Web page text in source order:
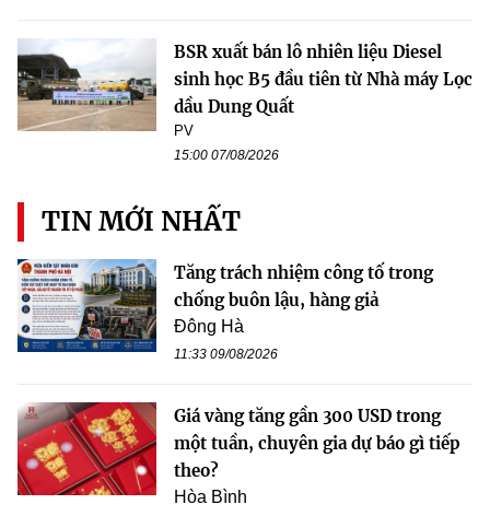
BSR xuất bán lô nhiên liệu Diesel
sinh học B5 đầu tiên từ Nhà máy Lọc
dầu Dung Quất
PV
15:00 07/08/2026
TIN MỚI NHẤT
Tăng trách nhiệm công tố trong
chống buôn lậu, hàng giả
Đông Hà
11:33 09/08/2026
Giá vàng tăng gần 300 USD trong
một tuần, chuyên gia dự báo gì tiếp
theo?
Hòa Bình